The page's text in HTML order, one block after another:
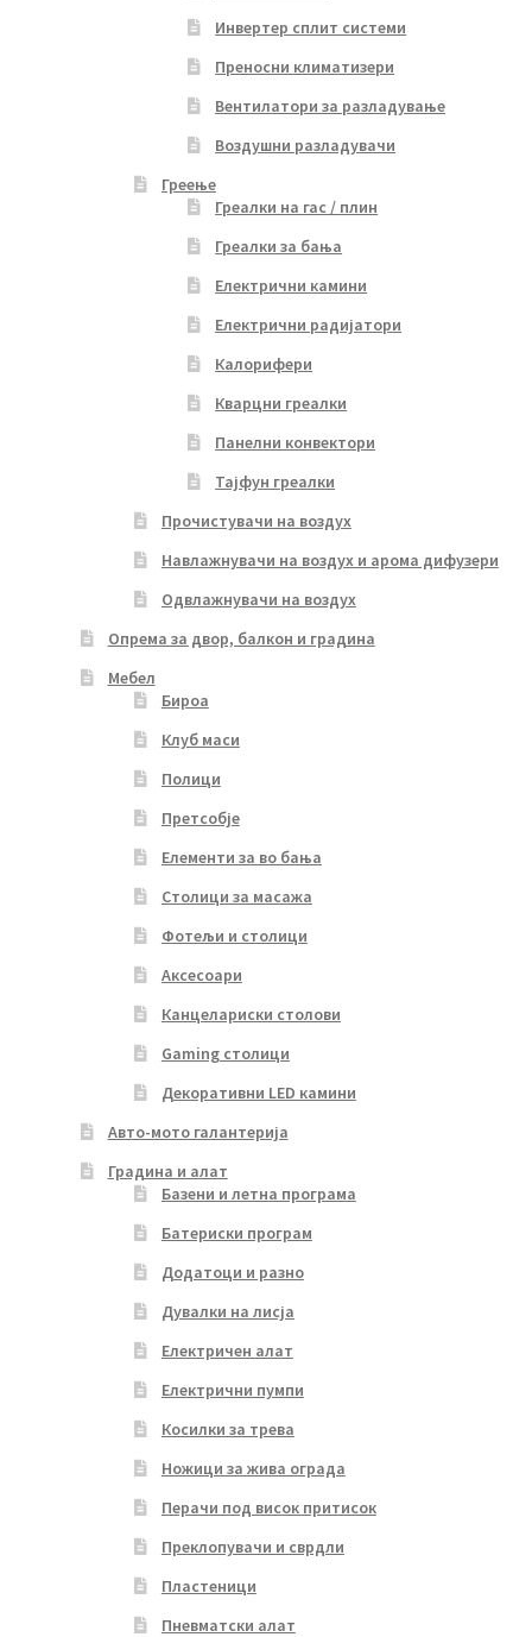
Инвертер сплит системи
Преносни климатизери
Вентилатори за разладување
Воздушни разладувачи
Греење
Греалки на гас / плин
Греалки за бања
Електрични камини
Електрични радијатори
Калорифери
Кварцни греалки
Панелни конвектори
Тајфун греалки
Прочистувачи на воздух
Навлажнувачи на воздух и арома дифузери
Одвлажнувачи на воздух
Опрема за двор, балкон и градина
Мебел
Бироа
Клуб маси
Полици
Претсобје
Елементи за во бања
Столици за масажа
Фотељи и столици
Аксесоари
Канцелариски столови
Gaming столици
Декоративни LED камини
Авто-мото галантерија
Градина и алат
Базени и летна програма
Батериски програм
Додатоци и разно
Дувалки на лисја
Електричен алат
Електрични пумпи
Косилки за трева
Ножици за жива ограда
Перачи под висок притисок
Преклопувачи и сврдли
Пластеници
Пневматски алат